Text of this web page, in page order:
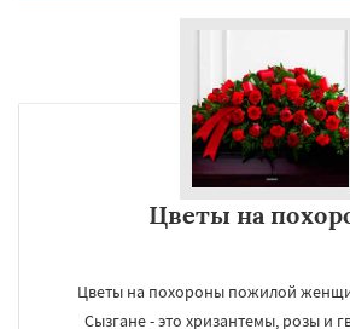
Цветы на
Цветы на похороны пожилой
Сызгане - это хризантемы, розы и